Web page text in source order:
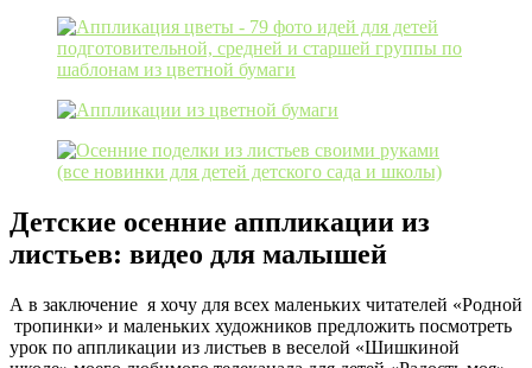
Детские осенние аппликации из
листьев: видео для малышей
А в заключение я хочу для всех маленьких читателей «Родной
тропинки» и маленьких художников предложить посмотреть
урок по аппликации из листьев в веселой «Шишкиной